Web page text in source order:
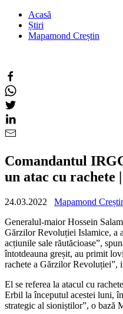
Acasă
Știri
Mapamond Creștin
Comandantul
un atac cu rachete
24.03.2022 Mapamond
Generalul-maior Hossein
Gărzilor Revoluției Islamice, a
acțiunile sale răutăcioase”,
întotdeauna greșit, au primit
rachete a Gărzilor Revoluției”,
El se referea la atacul cu
Erbil la începutul acestei luni,
strategic al sioniștilor”, o bază